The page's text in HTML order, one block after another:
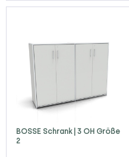
BOSSE Schrank | 3 OH Größe
2